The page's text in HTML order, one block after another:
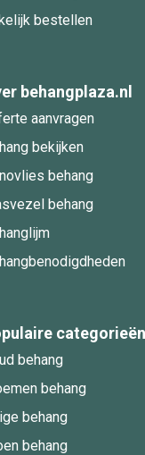
bestellen
behangplaza.nl
aanvragen
bekijken
behang
behang
categorieën
behang
behang
behang
behang